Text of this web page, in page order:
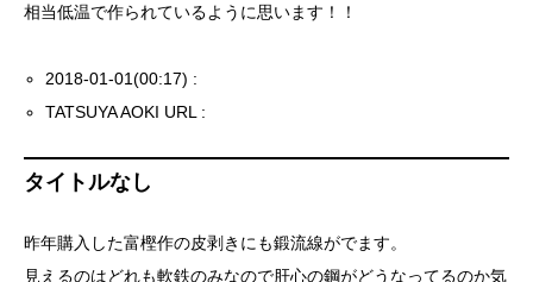
相当低温で作られているように思います！！
2018-01-01(00:17) :
TATSUYA AOKI URL :
タイトルなし
昨年購入した富樫作の皮剥きにも鍛流線がでます。
見えるのはどれも軟鉄のみなので肝心の鋼がどうなってるのか気